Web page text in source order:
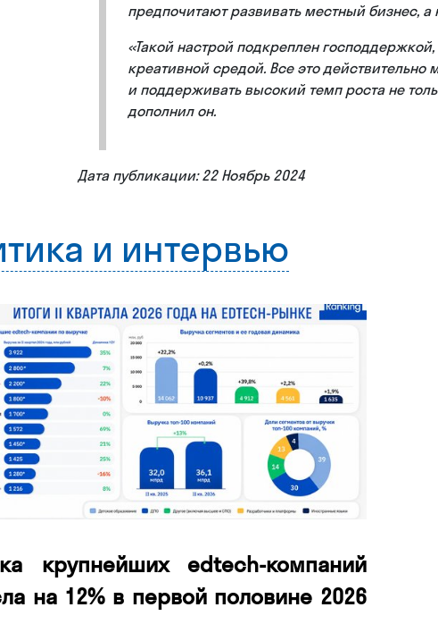
предпочитают развивать местный бизнес, а
«Такой настрой подкреплен
креативной средой. Все это
и поддерживать высокий темп роста не
дополнил он.
Дата публикации: 22 Ноябрь 2024
и интервью
крупнейших edtech-компаний
на 12% в первой половине 2026